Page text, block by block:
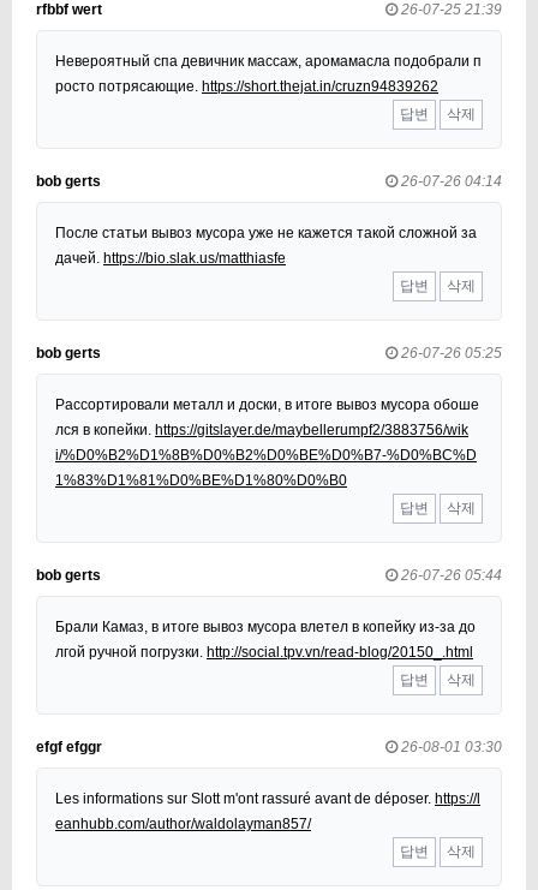
rfbbf wert 26-07-25 21:39
Невероятный спа девичник массаж, аромамасла подобрали п
росто потрясающие. https://short.thejat.in/cruzn94839262
답변
삭제
bob gerts 26-07-26 04:14
После статьи вывоз мусора уже не кажется такой сложной за
дачей. https://bio.slak.us/matthiasfe
답변
삭제
bob gerts 26-07-26 05:25
Рассортировали металл и доски, в итоге вывоз мусора обоше
лся в копейки. https://gitslayer.de/maybellerumpf2/3883756/wik
i/%D0%B2%D1%8B%D0%B2%D0%BE%D0%B7-%D0%BC%D
1%83%D1%81%D0%BE%D1%80%D0%B0
답변
삭제
bob gerts 26-07-26 05:44
Брали Камаз, в итоге вывоз мусора влетел в копейку из-за до
лгой ручной погрузки. http://social.tpv.vn/read-blog/20150_.html
답변
삭제
efgf efggr 26-08-01 03:30
Les informations sur Slott m'ont rassuré avant de déposer. https://l
eanhubb.com/author/waldolayman857/
답변
삭제